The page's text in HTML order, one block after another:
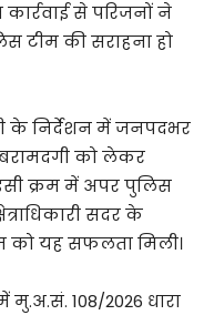
से परिजनों ने
टीम की सराहना हो
के निर्देशन में जनपदभर
को लेकर
क्रम में अपर पुलिस
सदर के
को यह सफलता मिली।
108/2026 धारा